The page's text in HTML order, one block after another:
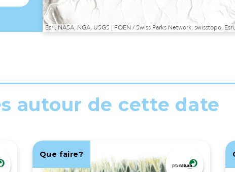
Esri, NASA, NGA, USGS | FOEN / Swiss Parks Network, swisstopo,
autour de cette date
Que faire?